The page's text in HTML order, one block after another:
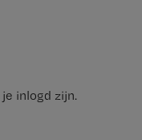
inlogd zijn.